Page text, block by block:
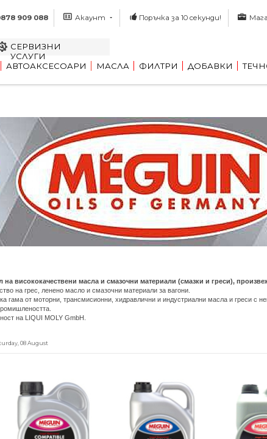
909 088 Акаунт Поръчка за 10 секунди!
СЕРВИЗНИ
УСЛУГИ
АВТОАКСЕСОАРИ МАСЛА ФИЛТРИ ДОБАВКИ
на висококачествени масла и смазочни материали (смазки и греси),
на грес, ленено масло и смазочни материали за вагони.
гама от моторни, трансмисионни, хидравлични и индустриални масла и греси с
на LIQUI MOLY GmbH.
08 August